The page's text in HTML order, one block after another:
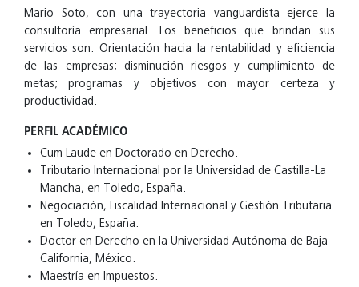
Mario Soto, con una trayectoria vanguardista ejerce la
consultoría empresarial. Los beneficios que brindan sus
servicios son: Orientación hacia la rentabilidad y eficiencia
de las empresas; disminución riesgos y cumplimiento de
metas; programas y objetivos con mayor certeza y
productividad.
PERFIL ACADÉMICO
Cum Laude en Doctorado en Derecho.
Tributario Internacional por la Universidad de Castilla-La
Mancha, en Toledo, España.
Negociación, Fiscalidad Internacional y Gestión Tributaria
en Toledo, España.
Doctor en Derecho en la Universidad Autónoma de Baja
California, México.
Maestría en Impuestos.